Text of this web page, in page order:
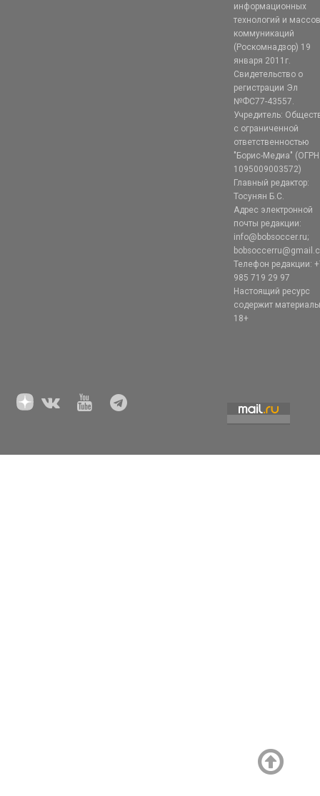
информационных
технологий и
коммуникаций
(Роскомнадзор) 19
января 2011г.
Свидетельство о
регистрации Эл
№ФС77-43557.
Учредитель:
с ограниченной
ответственностью
"Борис-Медиа" (ОГРН
1095009003572)
Главный редактор:
Тосунян Б.С.
Адрес электронной
почты редакции:
info@bobsoccer.ru;
Телефон редакции:
985 719 29 97
Настоящий ресурс
содержит
18+